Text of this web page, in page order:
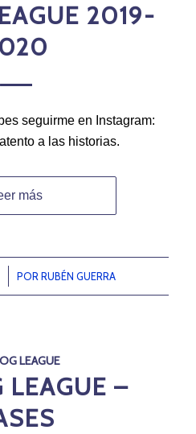
2019-
seguirme en Instagram:
a las historias.
más
PORRUBÉN GUERRA
LEAGUE
LEAGUE –